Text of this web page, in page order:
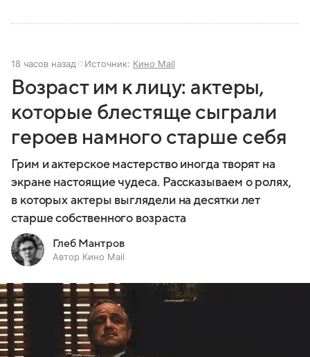
18 часов назад Источник: Кино Mail
Возраст им к лицу: актеры,
которые блестяще сыграли
героев намного старше себя
Грим и актерское мастерство иногда творят на
экране настоящие чудеса. Рассказываем о ролях,
в которых актеры выглядели на десятки лет
старше собственного возраста
Глеб Мантров
Автор Кино Mail